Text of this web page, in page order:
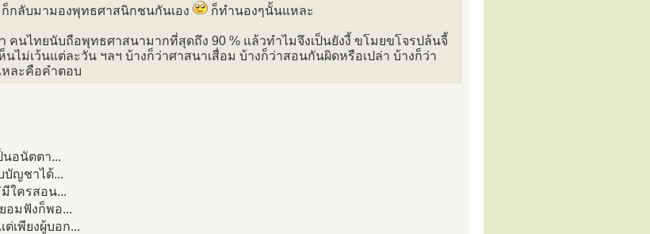
ก็กลับมามองพุทธศาสนิกชนกันเอง ก็ทำนองๆนั้นแหละ
คนไทยนับถือพุทธศาสนามากที่สุดถึง 90 % แล้วทำไมจึงเป็นยังงี้ ขโมยขโจรปล้นจี้
นไม่เว้นแต่ละวัน ฯลฯ บ้างก็ว่าศาสนาเสื่อม บ้างก็ว่าสอนกันผิดหรือเปล่า บ้างก็ว่า
หละคือคำตอบ
นอนัตตา...
บัญชาได้...
ใครสอน...
อมฟังก็พอ...
เพียงผู้บอก...